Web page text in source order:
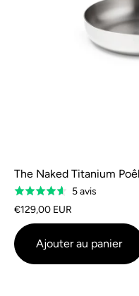
The Naked Titanium
Évalué
à
4,6
sur
5
5 avisSur
base
avis
€129,00 EUR
Ajouter au panier